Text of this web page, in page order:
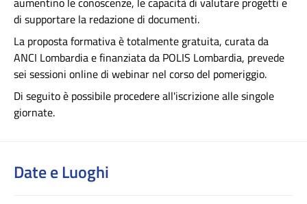
di supportare la redazione di documenti.
La proposta formativa è totalmente gratuita, curata da
ANCI Lombardia e finanziata da POLIS Lombardia, prevede
sei sessioni online di webinar nel corso del pomeriggio.
Di seguito è possibile procedere all'iscrizione alle singole
giornate.
Date e Luoghi